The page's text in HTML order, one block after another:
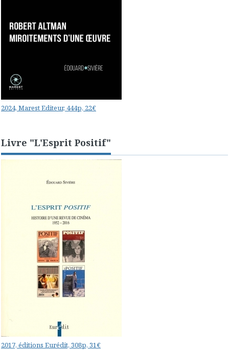
2024, Marest Editeur, 444p, 22€
Livre "L'Esprit Positif"
2017, éditions Eurédit, 308p, 31€